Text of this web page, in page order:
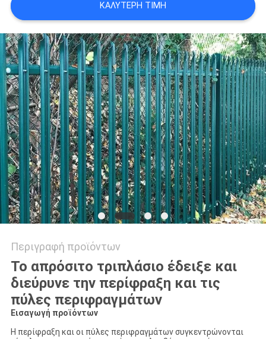
PRIVACY
POLICY
ΚΑΛΎΤΕΡΗ ΤΙΜΉ
Περιγραφή προϊόντων
Το απρόσιτο τριπλάσιο έδειξε και
διεύρυνε την περίφραξη και τις
πύλες περιφραγμάτων
Εισαγωγή προϊόντων
Η περίφραξη και οι πύλες περιφραγμάτων συγκεντρώνονται